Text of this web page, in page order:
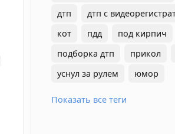
дтп
дтп с
кот
пдд под кирпич
подборка дтп
прикол
уснул за рулем
юмор
Показать все теги